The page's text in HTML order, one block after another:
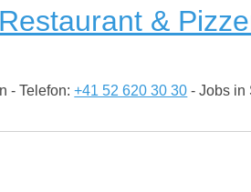
Restaurant &
- Telefon:+41 52 620 30 30 - Jobs in